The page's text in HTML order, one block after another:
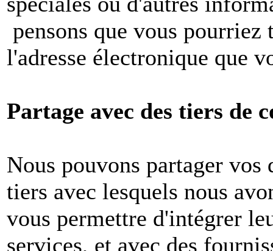
pensons que vous
l'adresse électronique que
Partage avec des tiers de
Nous pouvons partager vos
tiers avec lesquels nous
vous permettre d'intégrer
services, et avec des